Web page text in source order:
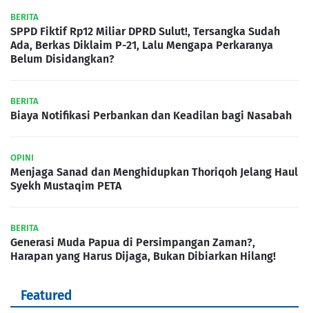
BERITA
SPPD Fiktif Rp12 Miliar DPRD Sulut!, Tersangka Sudah
Ada, Berkas Diklaim P-21, Lalu Mengapa Perkaranya
Belum Disidangkan?
BERITA
Biaya Notifikasi Perbankan dan Keadilan bagi Nasabah
OPINI
Menjaga Sanad dan Menghidupkan Thoriqoh Jelang Haul
Syekh Mustaqim PETA
BERITA
Generasi Muda Papua di Persimpangan Zaman?,
Harapan yang Harus Dijaga, Bukan Dibiarkan Hilang!
Featured